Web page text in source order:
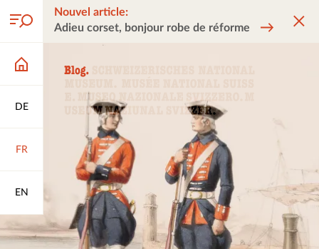
DE
FR
EN
Nouvel article:
Adieu corset, bonjour robe de réforme